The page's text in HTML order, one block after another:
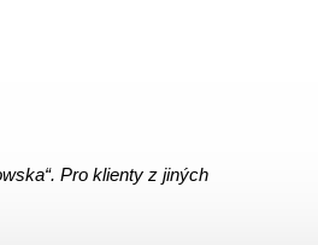
Pro klienty z jiných